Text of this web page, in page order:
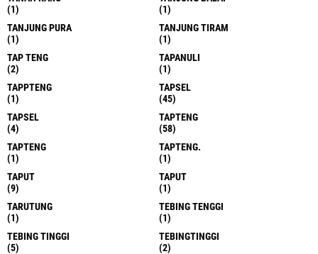
(1)
(1)
TANJUNG PURA
(1)
TANJUNG TIRAM
(1)
TAP TENG
(2)
TAPANULI
(1)
TAPPTENG
(1)
TAPSEL
(45)
TAPSEL
(4)
TAPTENG
(58)
TAPTENG
(1)
TAPTENG.
(1)
TAPUT
(9)
TAPUT
(1)
TARUTUNG
(1)
TEBING TENGGI
(1)
TEBING TINGGI
(5)
TEBINGTINGGI
(2)